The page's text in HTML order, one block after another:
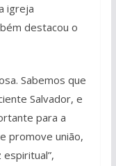
igreja
destacou o
Sabemos que
Salvador, e
para a
promove união,